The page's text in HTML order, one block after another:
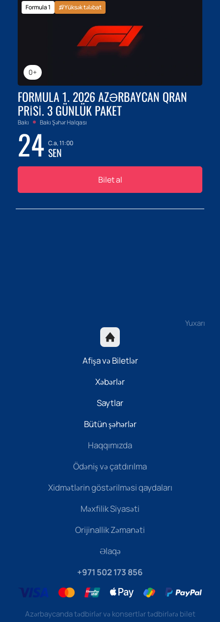
0+
Formula 1 Yüksək tələbat
FORMULA 1. 2026 AZƏRBAYCAN QRAN
PRISI. 3 GÜNLÜK PAKET
Bakı Bakı Şəhər Halqası
24 C.a, 11:00
SEN
Bilet al
Yuxarı
Afişa və Biletlər
Xəbərlər
Saytlar
Bütün şəhərlər
Haqqımızda
Ödəniş və çatdırılma
Xidmətlərin göstərilməsi qaydaları
Məxfilik Siyasəti
Orijinallik Zəmanəti
Əlaqə
+971 502 173 856
Azərbaycanda tədbirlər və konsertlər tədbirlərə bilet